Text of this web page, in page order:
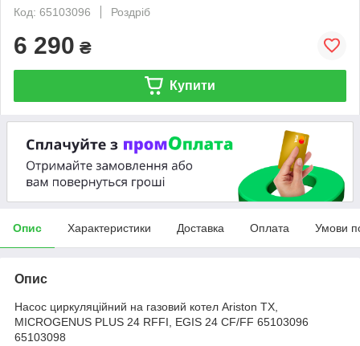
Код: 65103096
Роздріб
6 290 ₴
Купити
Опис Характеристики Доставка Оплата Умови
Опис
Насос циркуляційний на газовий котел Ariston TX,
MICROGENUS PLUS 24 RFFI, EGIS 24 CF/FF 65103096
65103098